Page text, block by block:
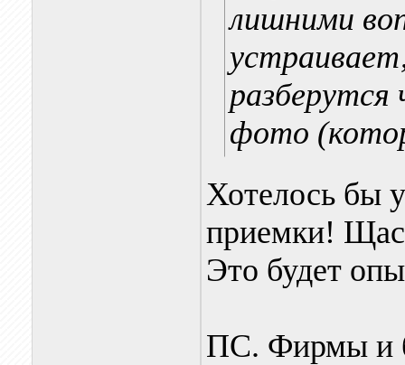
лишними
фото
Хотелось бы
приемки!
Это будет
ПС. Фирмы и